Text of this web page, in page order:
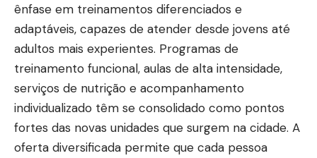
ênfase em treinamentos diferenciados e
adaptáveis, capazes de atender desde jovens até
adultos mais experientes. Programas de
treinamento funcional, aulas de alta intensidade,
serviços de nutrição e acompanhamento
individualizado têm se consolidado como pontos
fortes das novas unidades que surgem na cidade. A
oferta diversificada permite que cada pessoa